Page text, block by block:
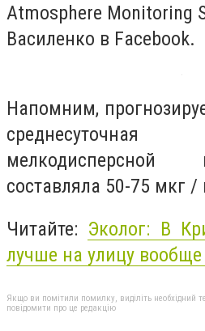
Atmosphere Monitoring
Василенко в Facebook.
Напомним,
среднесуточная
составляла 50-75 мкг /
Читайте: Эколог: В
лучше на улицу
Якщо ви помітили помилку, виділіть необхідний
повідомити про це редакцію